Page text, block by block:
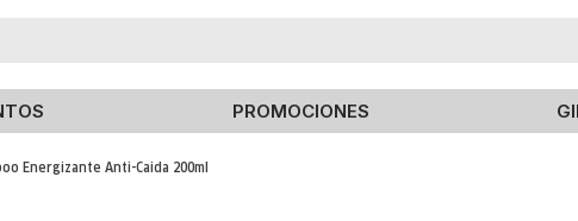
PROMOCIONES
Energizante Anti-Caida 200ml
TÉRMINOS MÁS BUSCADOS
1.
isdin
2.
elizabeth arden